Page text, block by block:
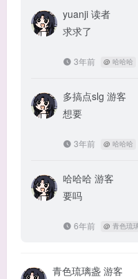
yuanji 读者
求求了
3年前 @ 哈哈哈
多搞点slg 游客
想要
3年前 @ 哈哈哈
哈哈哈 游客
要吗
6年前 @ 青色琉
青色琉璃盏 游客